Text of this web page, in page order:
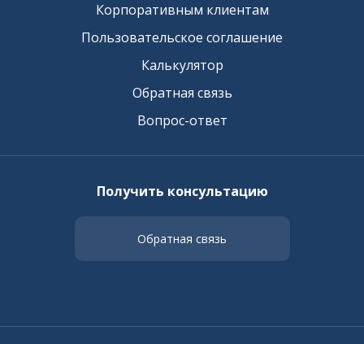
Корпоративным клиентам
Пользовательское соглашение
Калькулятор
Обратная связь
Вопрос-ответ
Получить консультацию
Обратная связь